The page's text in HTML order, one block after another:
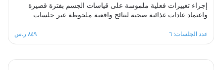
إجراء تغييرات فعلية ملموسة على قياسات الجسم بفترة قصيرة
واعتماد عادات غذائية صحية لنتائج واقعية ملحوظة عبر جلسات
غذائية جديدة ويتابع برامج حميات يكتسب منها مهارات التنظيم
الصحي للمتناول الغذائي اليومي بما يتناسب مع حاجات جسمه من
الوزن.
عدد الجلسات: ٦ ٨٤٩ ر.س